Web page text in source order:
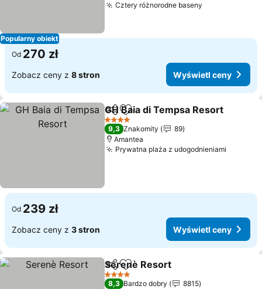
Popularny obiekt
Cztery różnorodne baseny
Od 270 zł
Zobacz ceny z 8 stron Wyświetl ceny
Udostępnij
Dodaj do ulubionych
GH Baia di Tempsa Resort
4 Kategoria
9,3 Znakomity
89
Amantea
Prywatna plaża z udogodnieniami
Od 239 zł
Zobacz ceny z 3 stron Wyświetl ceny
Udostępnij
Dodaj do ulubionych
Serenè Resort
4 Kategoria
8,3 Bardzo dobry
8815